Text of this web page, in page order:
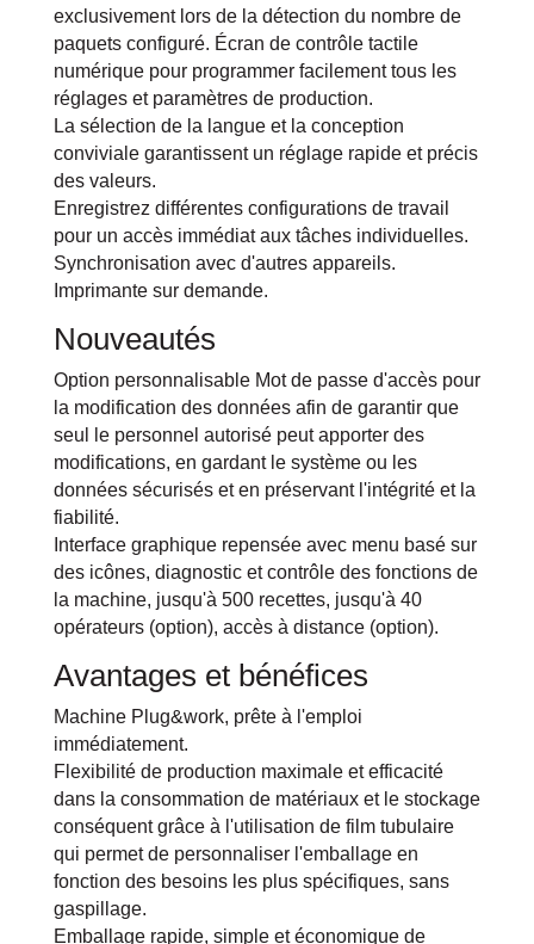
exclusivement lors de la détection du nombre de
paquets configuré. Écran de contrôle tactile
numérique pour programmer facilement tous les
réglages et paramètres de production.
La sélection de la langue et la conception
conviviale garantissent un réglage rapide et précis
des valeurs.
Enregistrez différentes configurations de travail
pour un accès immédiat aux tâches individuelles.
Synchronisation avec d'autres appareils.
Imprimante sur demande.
Nouveautés
Option personnalisable Mot de passe d'accès pour
la modification des données afin de garantir que
seul le personnel autorisé peut apporter des
modifications, en gardant le système ou les
données sécurisés et en préservant l'intégrité et la
fiabilité.
Interface graphique repensée avec menu basé sur
des icônes, diagnostic et contrôle des fonctions de
la machine, jusqu'à 500 recettes, jusqu'à 40
opérateurs (option), accès à distance (option).
Avantages et bénéfices
Machine Plug&work, prête à l'emploi
immédiatement.
Flexibilité de production maximale et efficacité
dans la consommation de matériaux et le stockage
conséquent grâce à l'utilisation de film tubulaire
qui permet de personnaliser l'emballage en
fonction des besoins les plus spécifiques, sans
gaspillage.
Emballage rapide, simple et économique de